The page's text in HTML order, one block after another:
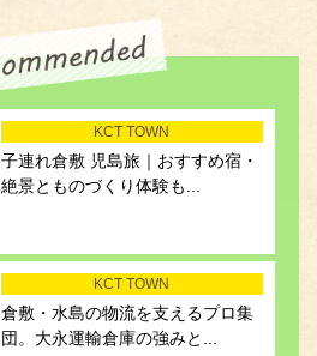
KCT TOWN
子連れ倉敷 児島旅｜おすすめ宿・
絶景とものづくり体験も...
KCT TOWN
倉敷・水島の物流を支えるプロ集
団。大永運輸倉庫の強みと...